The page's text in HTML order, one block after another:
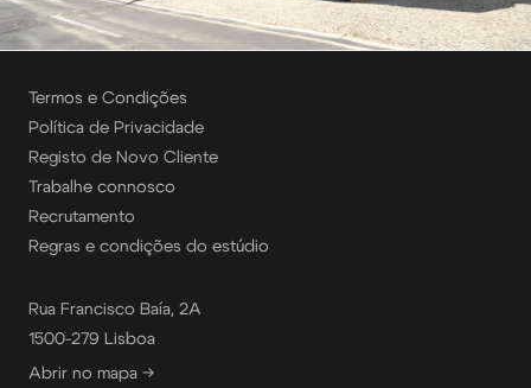
Termos e Condições
Política de Privacidade
Registo de Novo Cliente
Trabalhe connosco
Recrutamento
Regras e condições do estúdio
Rua Francisco Baía, 2A
1500-279 Lisboa
Abrir no mapa →